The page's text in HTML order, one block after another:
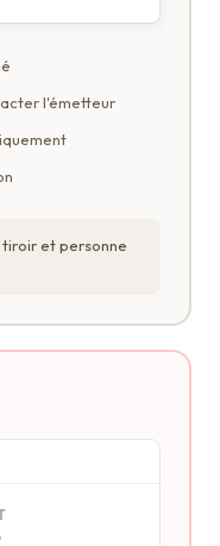
l'émetteur
et personne